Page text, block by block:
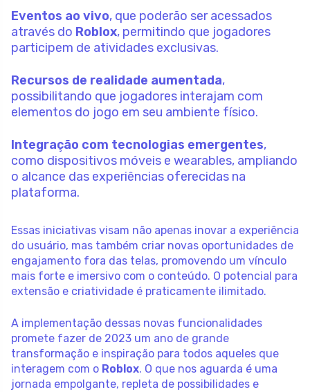
Eventos ao vivo, que poderão ser acessados
através do Roblox, permitindo que jogadores
participem de atividades exclusivas.
Recursos de realidade aumentada,
possibilitando que jogadores interajam com
elementos do jogo em seu ambiente físico.
Integração com tecnologias emergentes,
como dispositivos móveis e wearables, ampliando
o alcance das experiências oferecidas na
plataforma.
Essas iniciativas visam não apenas inovar a experiência
do usuário, mas também criar novas oportunidades de
engajamento fora das telas, promovendo um vínculo
mais forte e imersivo com o conteúdo. O potencial para
extensão e criatividade é praticamente ilimitado.
A implementação dessas novas funcionalidades
promete fazer de 2023 um ano de grande
transformação e inspiração para todos aqueles que
interagem com o Roblox. O que nos aguarda é uma
jornada empolgante, repleta de possibilidades e